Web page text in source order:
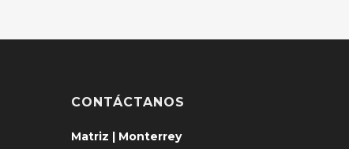
CONTÁCTANOS
Matriz | Monterrey